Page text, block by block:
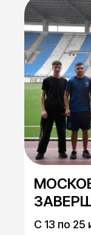
ПО
С 13 по 25